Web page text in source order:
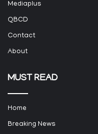
Mediaplus
QBCD
Contact
About
MUST READ
Home
Breaking News